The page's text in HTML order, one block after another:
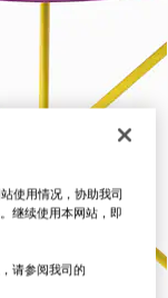
使用情况，协助我司
继续使用本网站，即
请参阅我司的